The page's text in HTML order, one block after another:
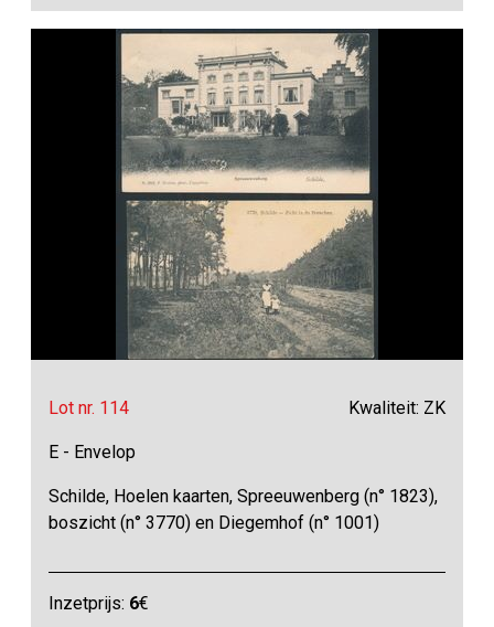
Lot nr. 114 Kwaliteit: ZK
E - Envelop
Schilde, Hoelen kaarten, Spreeuwenberg (n° 1823),
boszicht (n° 3770) en Diegemhof (n° 1001)
Inzetprijs: 6€